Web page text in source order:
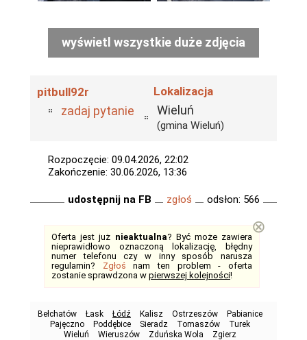
wyświetl wszystkie duże zdjęcia
pitbull92r
zadaj pytanie
Lokalizacja
Wieluń
(gmina Wieluń)
Rozpoczęcie: 09.04.2026, 22:02
Zakończenie: 30.06.2026, 13:36
udostępnij na FB zgłoś odsłon: 566
Oferta jest już nieaktualna? Być może zawiera
nieprawidłowo oznaczoną lokalizację, błędny
numer telefonu czy w inny sposób narusza
regulamin? Zgłoś nam ten problem - oferta
zostanie sprawdzona w pierwszej kolejności!
⊗
Bełchatów Łask Łódź Kalisz Ostrzeszów
Pabianice
Pajęczno
Poddębice Sieradz Tomaszów
Turek
Wieluń
Wieruszów Zduńska Wola Zgierz